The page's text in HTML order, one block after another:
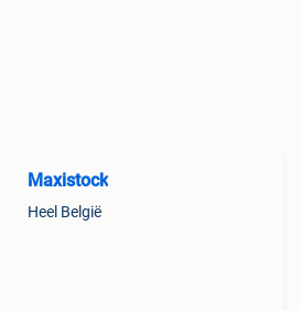
Maxistock
Heel België